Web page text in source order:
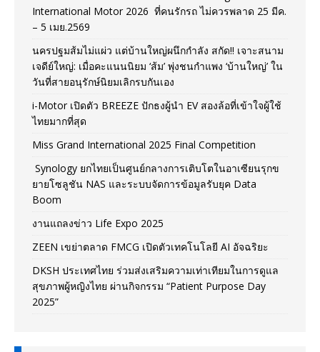
International Motor 2026 ที่คนรักรถ ไม่ควรพลาด 25 มีค.
– 5 เมย.2569
นครปฐมส้มไม่แผ่ว แต่บ้านใหญ่ผนึกกำลัง สกัด!! เจาะสนาม
เจดีย์ใหญ่: เมื่อคะแนนนิยม ‘ส้ม’ พุ่งชนกำแพง ‘บ้านใหญ่’ ใน
วันที่สายอนุรักษ์นิยมเลิกรบกันเอง
i-Motor เปิดตัว BREEZE ปักธงผู้นำ EV สองล้อที่เข้าใจผู้ใช้
ไทยมากที่สุด
Miss Grand International 2025 Final Competition
Synology ยกไทยเป็นศูนย์กลางการเติบโตในอาเซียนรุกข
ยายโซลูชัน NAS และระบบจัดการข้อมูลรับยุค Data
Boom
งานแถลงข่าว Life Expo 2025
ZEEN เขย่าตลาด FMCG เปิดตัวเทคโนโลยี AI อัจฉริยะ
DKSH ประเทศไทย ร่วมส่งเสริมความเท่าเทียมในการดูแล
สุขภาพผู้หญิงไทย ผ่านกิจกรรม “Patient Purpose Day
2025”